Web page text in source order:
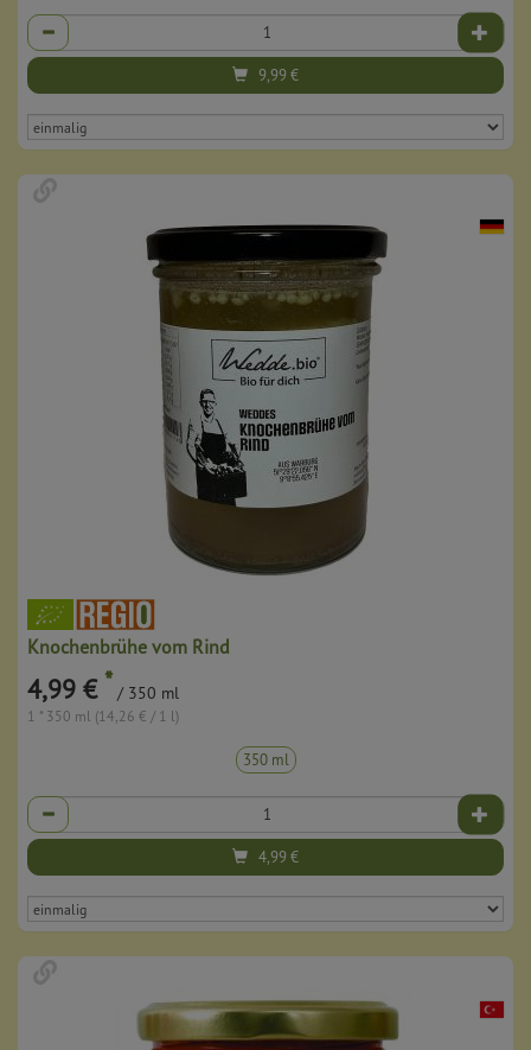
Anzahl
9,99€
Knochenbrühe vom Rind
4,99 € * / 350 ml
1 * 350 ml (14,26 € / 1 l)
350 ml
Anzahl
4,99€